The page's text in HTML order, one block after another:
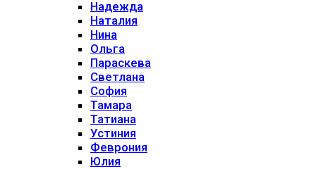
Надежда
Наталия
Нина
Ольга
Параскева
Светлана
София
Тамара
Татиана
Устиния
Феврония
Юлия